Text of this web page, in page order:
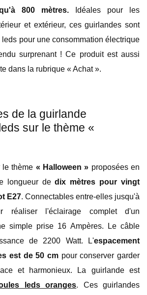
800 mètres.
Idéales pour les
et extérieur, ces guirlandes sont
pour une consommation électrique
surprenant ! Ce produit est aussi
dans la rubrique « Achat ».
de la guirlande
sur le thème «
le thème « Halloween » proposées en
longueur dedix mètres pour vingt
E27. Connectables entre-elles jusqu'à
réaliser l'éclairage complet d'un
simple prise 16 Ampères. Le câble
de 2200 Watt. L'espacement
est de 50 cm pour conserver garder
et harmonieux. La guirlande est
leds oranges. Ces guirlandes